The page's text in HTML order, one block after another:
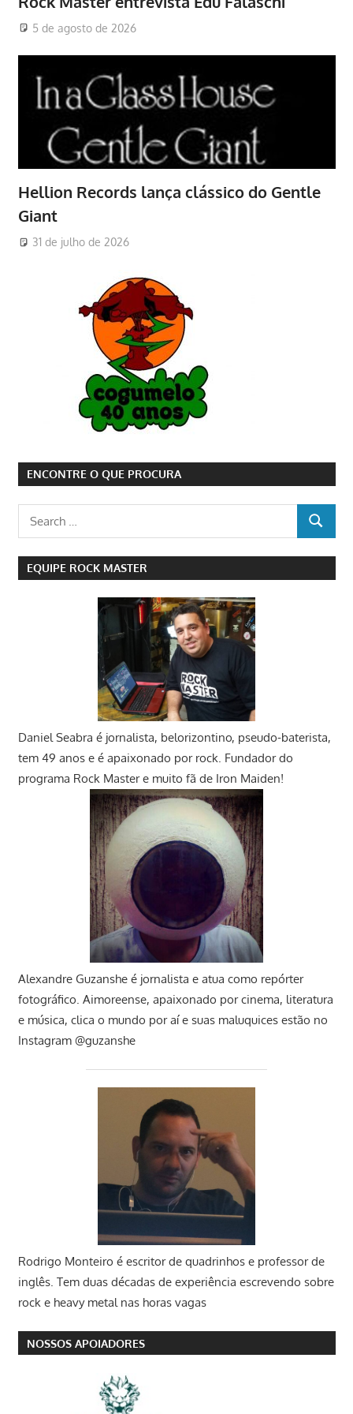
5 de agosto de 2026
Hellion Records lança clássico do Gentle
Giant
31 de julho de 2026
ENCONTRE O QUE PROCURA
SEARCH
EQUIPE ROCK MASTER
Daniel Seabra é jornalista, belorizontino, pseudo-baterista,
tem 49 anos e é apaixonado por rock. Fundador do
programa Rock Master e muito fã de Iron Maiden!
Alexandre Guzanshe é jornalista e atua como repórter
fotográfico. Aimoreense, apaixonado por cinema, literatura
e música, clica o mundo por aí e suas maluquices estão no
Instagram @guzanshe
Rodrigo Monteiro é escritor de quadrinhos e professor de
inglês. Tem duas décadas de experiência escrevendo sobre
rock e heavy metal nas horas vagas
NOSSOS APOIADORES